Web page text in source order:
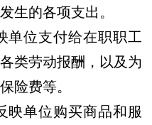
生的各项支出。
单位支付给在职职工
类劳动报酬，以及为
险费等。
映单位购买商品和服